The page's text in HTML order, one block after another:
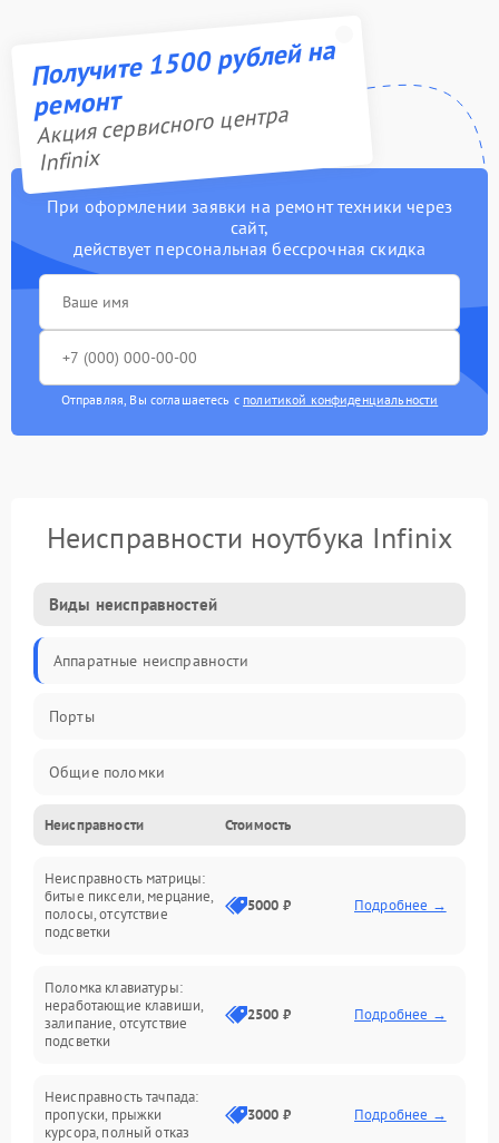
Получите 1500 рублей на
ремонт
Акция сервисного центра
Infinix
При оформлении заявки на ремонт техники через
сайт,
действует персональная бессрочная скидка
Отправляя, Вы соглашаетесь с политикой конфиденциальности
Неисправности ноутбука Infinix
Виды неисправностей
Аппаратные неисправности
Порты
Общие поломки
Устройства
Программные ошибки
Электрические и системные сбои
Интерфейсные проблемы
Батарея
Сеть и интернет
Неисправности Стоимость
Неисправность матрицы:
битые пиксели, мерцание,
полосы, отсутствие
подсветки
5000 ₽ Подробнее →
Поломка клавиатуры:
неработающие клавиши,
залипание, отсутствие
подсветки
2500 ₽ Подробнее →
Неисправность тачпада:
пропуски, прыжки
курсора, полный отказ
3000 ₽ Подробнее →